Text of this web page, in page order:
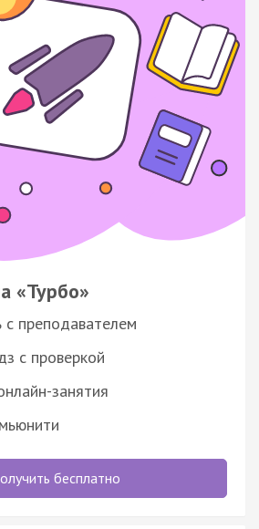
«Турбо»
с преподавателем
с проверкой
занятия
бесплатно